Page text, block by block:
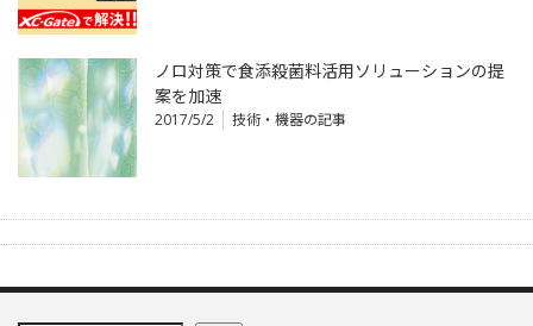
ノロ対策で食添殺菌料活用ソリューションの提
案を加速
2017/5/2 技術・機器の記事